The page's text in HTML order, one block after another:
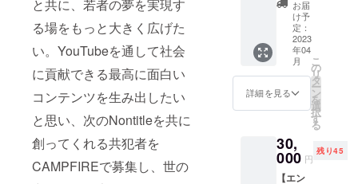
と共に、若者の夢を実現す
る場をもっと大きく広げた
い。YouTubeを通して社会
に貢献できる最高に面白い
コンテンツを生み出したい
と思い、次のNontitleを共に
創ってくれる共犯者を
CAMPFIREで募集し、世の
限定コ
ラム全5
回をお
届け
CAMPF
IRE限定
Nontitle
コー
ス】 お
礼の
メッ
セージ
CAMPF
IRE活動
報告に
てプロ
サー兼
チーフ
メン
ター青
お届
け予
定：
2023
年04
月
詳細を見る
こ
の
リ
タ
ー
ン
を
選
択
す
る
30,
000 円
残り45
【エン